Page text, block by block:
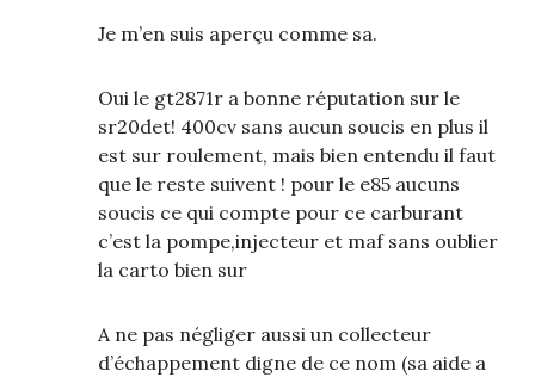
Je m’en suis aperçu comme sa.
Oui le gt2871r a bonne réputation sur le
sr20det! 400cv sans aucun soucis en plus il
est sur roulement, mais bien entendu il faut
que le reste suivent ! pour le e85 aucuns
soucis ce qui compte pour ce carburant
c’est la pompe,injecteur et maf sans oublier
la carto bien sur
A ne pas négliger aussi un collecteur
d’échappement digne de ce nom (sa aide a